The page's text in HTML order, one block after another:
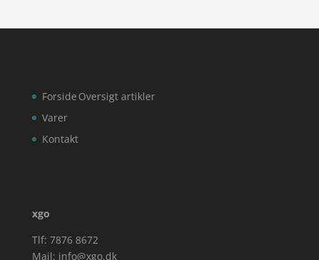
Forside
Varer
Kontakt
Oversigt artikler
xgo
Tlf: 7876 8672
Mail: info@xgo.dk